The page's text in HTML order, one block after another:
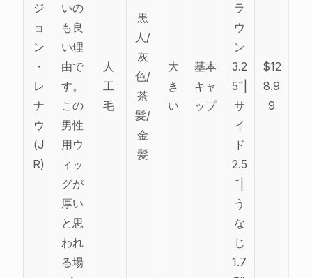
ジ
ョ
ン
・
レ
ナ
ウ
(J
R)
いの
も良
い理
由で
す。
この
男性
用ウ
ィッ
グが
厚い
と思
われ
る場
人
工
毛
黒
人/
灰
色/
茶
髪/
金
髪
大
き
い
基本
キャ
ップ
ラ
ウ
ン
3.2
5˝|
サ
イ
ド
2.5
˝|
う
な
じ
1.7
$12
8.9
9